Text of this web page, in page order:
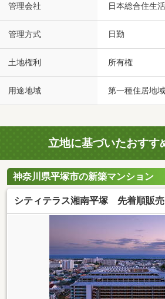
管理会社 日本総合住生活
管理方式 日勤
土地権利 所有権
用途地域 第一種住居地域
立地に基づいたおすす
神奈川県平塚市の新築マンション
シティテラス湘南平塚 先着順販売